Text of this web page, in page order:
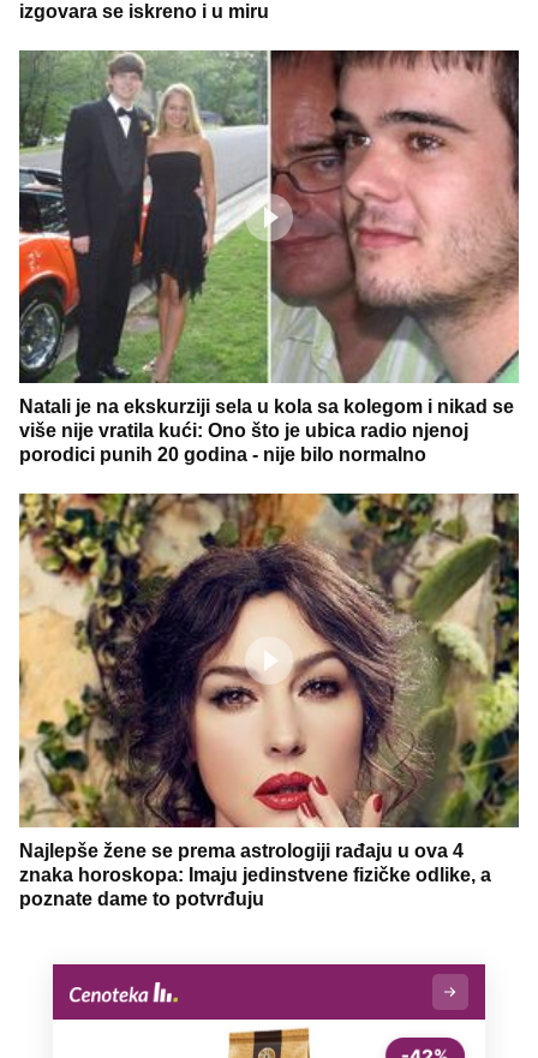
izgovara se iskreno i u miru
Natali je na ekskurziji sela u kola sa kolegom i nikad se
više nije vratila kući: Ono što je ubica radio njenoj
porodici punih 20 godina - nije bilo normalno
Najlepše žene se prema astrologiji rađaju u ova 4
znaka horoskopa: Imaju jedinstvene fizičke odlike, a
poznate dame to potvrđuju